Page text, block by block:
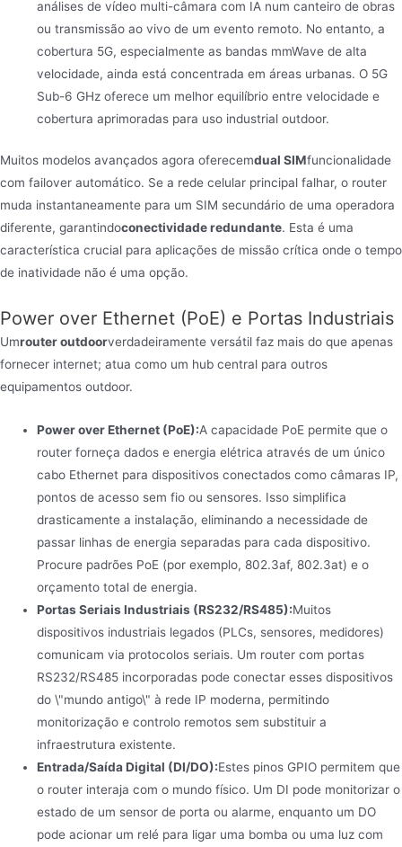
análises de vídeo multi-câmara com IA num canteiro de obras
ou transmissão ao vivo de um evento remoto. No entanto, a
cobertura 5G, especialmente as bandas mmWave de alta
velocidade, ainda está concentrada em áreas urbanas. O 5G
Sub-6 GHz oferece um melhor equilíbrio entre velocidade e
cobertura aprimoradas para uso industrial outdoor.
Muitos modelos avançados agora oferecemdual SIMfuncionalidade
com failover automático. Se a rede celular principal falhar, o router
muda instantaneamente para um SIM secundário de uma operadora
diferente, garantindoconectividade redundante. Esta é uma
característica crucial para aplicações de missão crítica onde o tempo
de inatividade não é uma opção.
Power over Ethernet (PoE) e Portas Industriais
Umrouter outdoorverdadeiramente versátil faz mais do que apenas
fornecer internet; atua como um hub central para outros
equipamentos outdoor.
Power over Ethernet (PoE):A capacidade PoE permite que o
router forneça dados e energia elétrica através de um único
cabo Ethernet para dispositivos conectados como câmaras IP,
pontos de acesso sem fio ou sensores. Isso simplifica
drasticamente a instalação, eliminando a necessidade de
passar linhas de energia separadas para cada dispositivo.
Procure padrões PoE (por exemplo, 802.3af, 802.3at) e o
orçamento total de energia.
Portas Seriais Industriais (RS232/RS485):Muitos
dispositivos industriais legados (PLCs, sensores, medidores)
comunicam via protocolos seriais. Um router com portas
RS232/RS485 incorporadas pode conectar esses dispositivos
do \"mundo antigo\" à rede IP moderna, permitindo
monitorização e controlo remotos sem substituir a
infraestrutura existente.
Entrada/Saída Digital (DI/DO):Estes pinos GPIO permitem que
o router interaja com o mundo físico. Um DI pode monitorizar o
estado de um sensor de porta ou alarme, enquanto um DO
pode acionar um relé para ligar uma bomba ou uma luz com